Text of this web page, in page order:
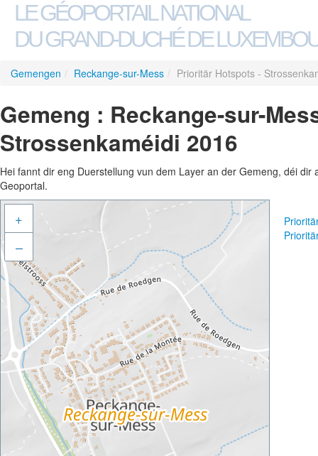
LE GÉOPORTAIL NATIONAL
DU GRAND-DUCHÉ DE
Gemengen / Reckange-sur-Mess / Prioritär Hotspots -
Gemeng : Reckange-sur-
Strossenkaméidi 2016
Hei fannt dir eng Duerstellung vun dem Layer an der Gemeng, déi
Geoportal.
+
–